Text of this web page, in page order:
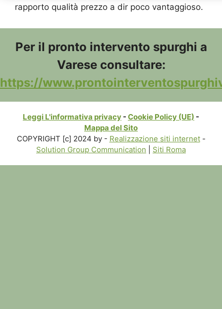
rapporto qualità prezzo a dir poco vantaggioso.
Per il pronto intervento spurghi a
Varese consultare:
https://
Leggi L'informativa privacy - Cookie Policy (UE) -
Mappa del Sito
COPYRIGHT [c] 2024 by - Realizzazione siti internet-
Solution Group Communication
Siti Roma